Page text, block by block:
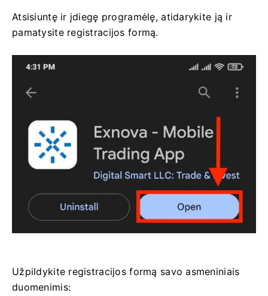
Atsisiuntę ir įdiegę programėlę, atidarykite ją ir
pamatysite registracijos formą.
Užpildykite registracijos formą savo asmeniniais
duomenimis: